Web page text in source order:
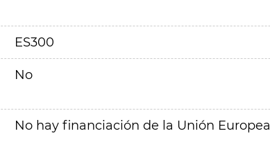
ES300
No
No hay financiación de la Unión Europea